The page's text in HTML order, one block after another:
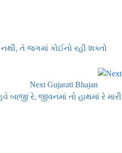
તે જગમાં કોઈનો રહી શક્તો
Next Gujarati Bhajan
બાજી રે, જીવનમાં તો હાથમાં રે મારી